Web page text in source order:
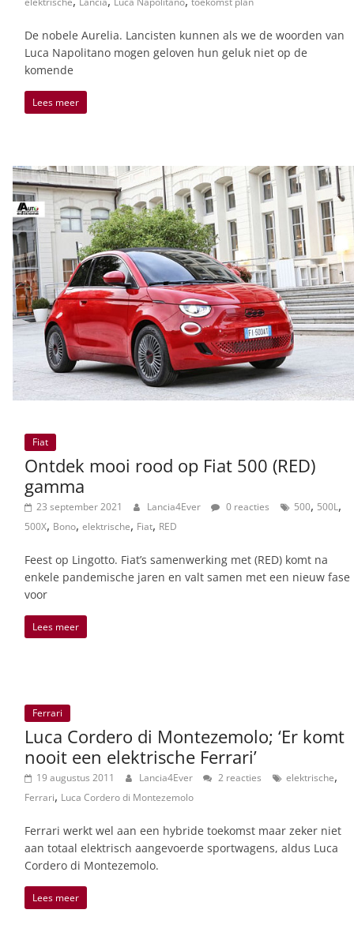
De nobele Aurelia. Lancisten kunnen als we de woorden van
Luca Napolitano mogen geloven hun geluk niet op de
komende
Lees meer
Fiat
Ontdek mooi rood op Fiat 500 (RED)
gamma
23 september 2021 Lancia4Ever 0 reacties 500, 500L,
500X, Bono, elektrische, Fiat, RED
Feest op Lingotto. Fiat’s samenwerking met (RED) komt na
enkele pandemische jaren en valt samen met een nieuw fase
voor
Lees meer
Ferrari
Luca Cordero di Montezemolo; ‘Er komt
nooit een elektrische Ferrari’
19 augustus 2011 Lancia4Ever 2 reacties elektrische,
Ferrari, Luca Cordero di Montezemolo
Ferrari werkt wel aan een hybride toekomst maar zeker niet
aan totaal elektrisch aangevoerde sportwagens, aldus Luca
Cordero di Montezemolo.
Lees meer